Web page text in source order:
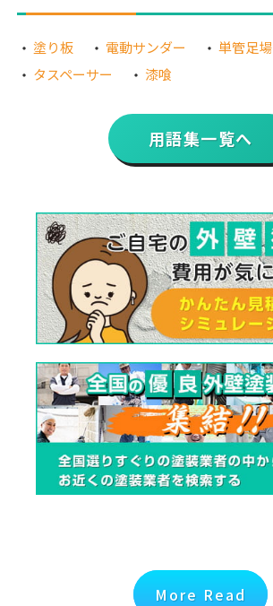
塗り板 電動サンダー 単管足場
タスペーサー
漆喰
用語集一覧へ
More Read